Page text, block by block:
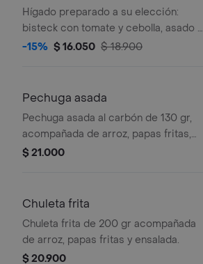
Encebollado
Hígado preparado a su elección:
bisteck con tomate y cebolla, asado o
encebollado. Acompañado de yuca.
-15% $ 16.050 $ 18.900
Pechuga asada
Pechuga asada al carbón de 130 gr,
acompañada de arroz, papas fritas,
ensalada y salsa.
$ 21.000
Chuleta frita
Chuleta frita de 200 gr acompañada
de arroz, papas fritas y ensalada.
$ 20.900